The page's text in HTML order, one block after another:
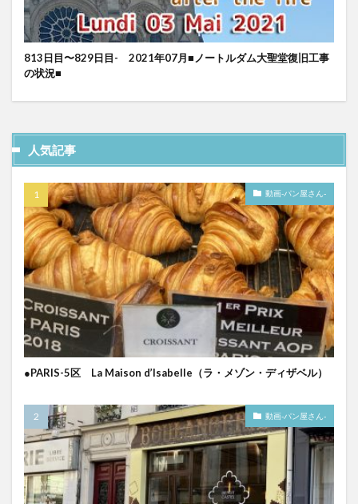
813日目〜829日目- 2021年07月■ノートルダム大聖堂復旧工事
の状況■
人気記事
動画-パン屋さん-
●PARIS-5区 La Maison d’Isabelle（ラ・メゾン・ディザベル）
動画-パン屋さん-